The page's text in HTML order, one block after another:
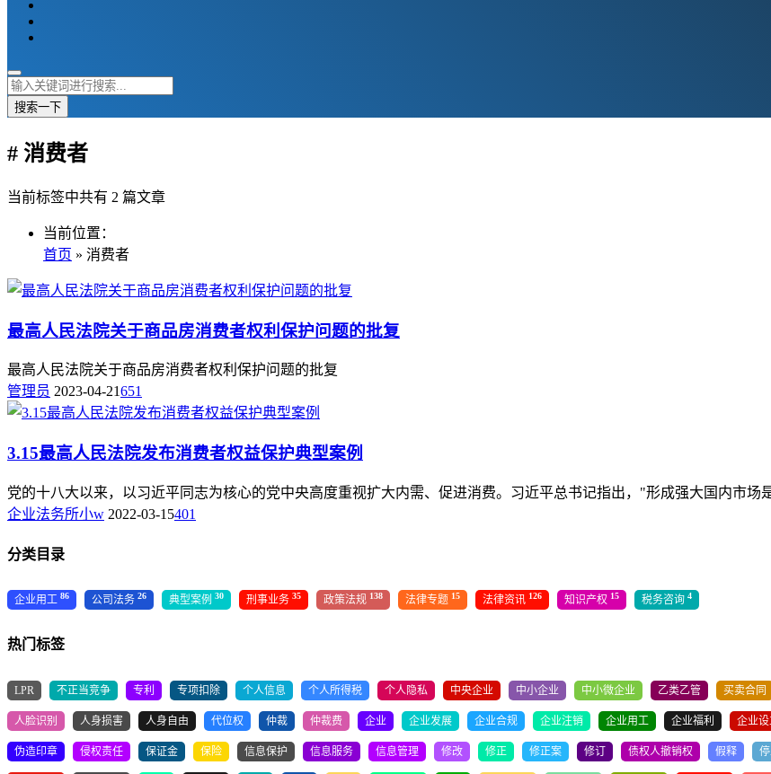
搜索一下
# 消费者
当前标签中共有 2 篇文章
当前位置：
首页 » 消费者
最高人民法院关于商品房消费者权利保护问题的批复
最高人民法院关于商品房消费者权利保护问题的批复
管理员 2023-04-21651
3.15最高人民法院发布消费者权益保护典型案例
党的十八大以来，以习近平同志为核心的党中央高度重视扩大内需、促进消费。习近平总书记指出，"形成强大国内市场
企业法务所小w 2022-03-15401
分类目录
企业用工 86 公司法务 26 典型案例 30 刑事业务 35 政策法规 138 法律专题 15 法律资讯 126 知识产权 15 税务咨询 4
热门标签
LPR 不正当竞争 专利 专项扣除 个人信息 个人所得税 个人隐私 中央企业 中小企业 中小微企业 乙类乙管 买卖合同
人脸识别 人身损害 人身自由 代位权 仲裁 仲裁费 企业 企业发展 企业合规 企业注销 企业用工 企业福利 企业设
伪造印章 侵权责任 保证金 保险 信息保护 信息服务 信息管理 修改 修正 修正案 修订 债权人撤销权 假释